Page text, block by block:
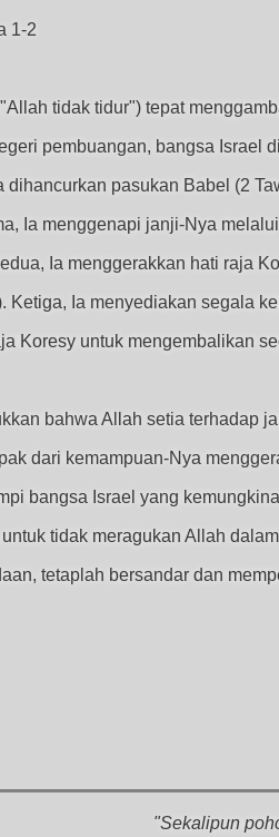
1-2
tidak tidur") tepat
pembuangan, bangsa Israel
pasukan Babel (2
Ia menggenapi janji-Nya
Ia menggerakkan hati raja
Ketiga, Ia menyediakan segala
Koresy untuk mengembalikan
bahwa Allah setia terhadap
dari kemampuan-Nya
bangsa Israel yang
tidak meragukan Allah
tetaplah bersandar dan
"Sekalipun